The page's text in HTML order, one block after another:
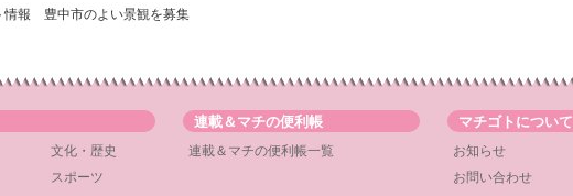
情報 豊中市のよい景観を募集
文化・歴史
スポーツ
連載＆マチの便利帳
連載＆マチの便利帳一覧
マチゴトについて
お知らせ
お問い合わせ